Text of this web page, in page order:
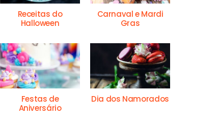
Receitas do
Halloween
Carnaval e Mardi
Gras
Festas de
Aniversário
Dia dos Namorados